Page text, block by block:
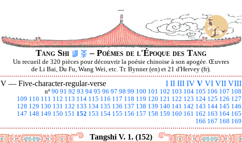
...
Tang Shi – Poèmes de l'Époque des Tang
Un recueil de 320 pièces pour découvrir la poésie chinoise à son apogée. Œuvres
de Li Bai, Du Fu, Wang Wei, etc. Tr. Bynner (en) et 21 d'Hervey (fr).
I II III IV V VI VII VIII
V — Five-character-regular-verse
nº 90 91 92 93 94 95 96 97 98 99 100 101 102 103 104 105 106 107 108
109 110 111 112 113 114 115 116 117 118 119 120 121 122 123 124 125 126 127
128 129 130 131 132 133 134 135 136 137 138 139 140 141 142 143 144 145 146
147 148 149 150 151 152 153 154 155 156 157 158 159 160 161 162 163 164 165
166 167 168 169
Tangshi V. 1. (152)